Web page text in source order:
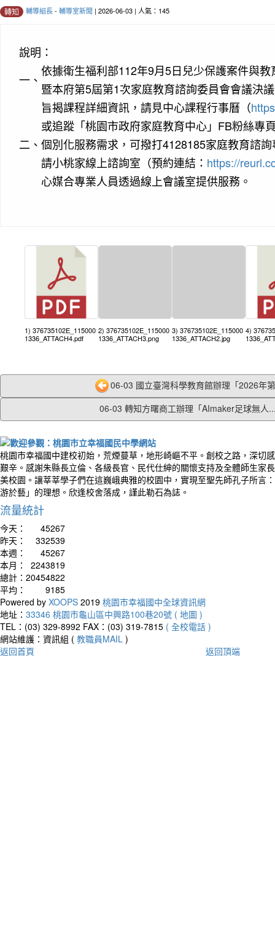
轉知 輔導組長- 輔導室新聞 | 2026-06-03 | 人氣：145
說明：
一、
依據衛生福利部112年9月5日兒少保護案件與
暨本府第5屆第1次家庭教育諮詢委員會會議決
二、
旨揭課程詳細資訊，請見中心課程行事曆（
或追蹤「桃園市政府家庭教育中心」FB粉絲專
個別化服務需求，可撥打4128185家庭教育諮
請小桃家線上諮詢室（預約連結： https://
心媒合專業人員透過線上會議室提供服務。
1) 376735102E_115000
1336_ATTACH4.pdf
2) 376735102E_115000
1336_ATTACH3.png
3) 376735102E_115000
1336_ATTACH2.jpg
4)
06-03 國立臺灣科學教育館辦理「2026年
06-03 轉知方曙商工辦理「AImaker足球無人
桃園市幸福國中建校初始，荒煙蔓草，地形崎嶇不平。創校之路，深切
艱辛。感謝朱縣長立倫、各級長官、民代仕紳的關懷支持及全體師生家
美校園。讓莘莘學子們在這巍峨典雅的校園中，實現至聖先師孔子所言
游於藝」的理想。欣逢校舍落成，謹此勒石為誌。
流量統計
今天：
45267
昨天：
332539
本週：
45267
本月：
2243819
總計： 20454822
平均：
9185
Powered by XOOPS 2019 桃園市幸福國中全球資訊網
地址： 33346 桃園市龜山區中興路100巷20號 ( 地圖 )
TEL：(03) 329-8992 FAX：(03) 319-7815 ( 全校電話 )
網站維護：資訊組 ( 教職員MAIL )
返回首頁
返回頂端